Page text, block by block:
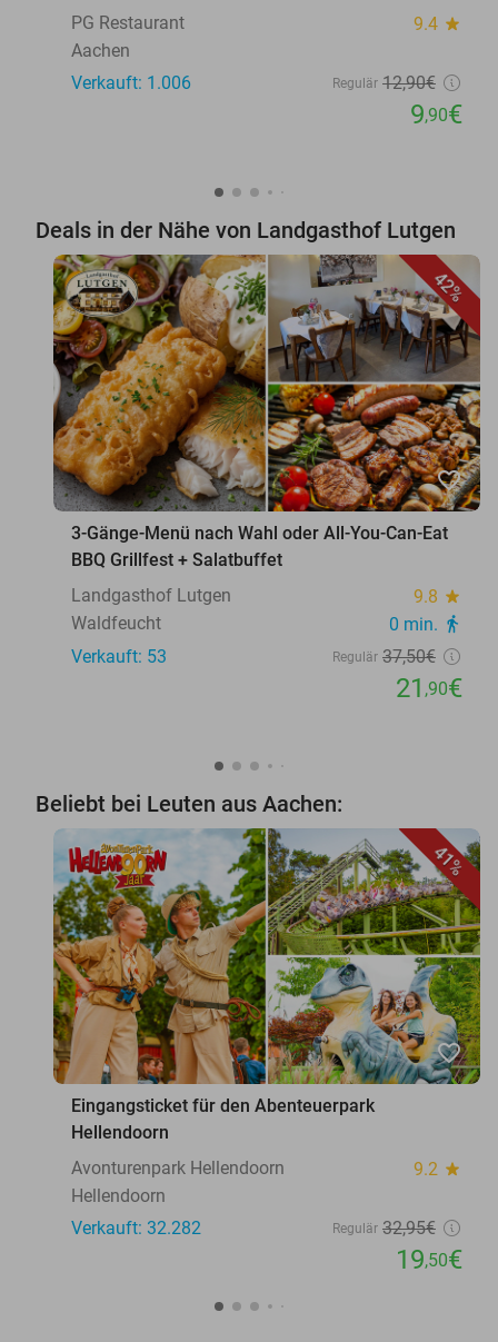
PG Restaurant
9.4 star
Aachen
Verkauft: 1.006
Regulär 12,90€
9,90€
Deals in der Nähe von Landgasthof Lutgen
42%
favorite_border
3-Gänge-Menü nach Wahl oder All-You-Can-Eat
BBQ Grillfest + Salatbuffet
Landgasthof Lutgen
9.8 star
Waldfeucht 0 min. directions_walk
Verkauft: 53 Regulär 37,50€
21 ,90€
Beliebt bei Leuten aus Aachen:
41%
favorite_border
Eingangsticket für den Abenteuerpark
Hellendoorn
Avonturenpark Hellendoorn
9.2 star
Hellendoorn
Verkauft: 32.282
Regulär 32,95€
19,50€